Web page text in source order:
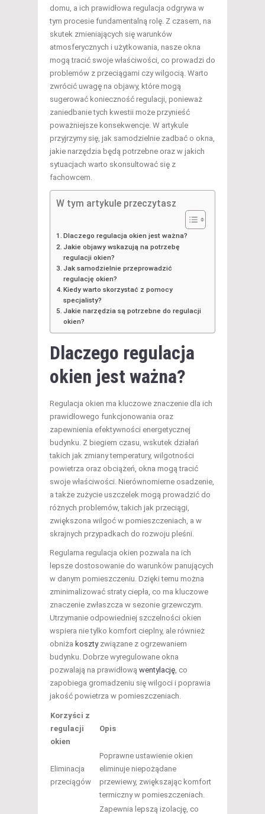
domu, a ich prawidłowa regulacja odgrywa w
tym procesie fundamentalną rolę. Z czasem, na
skutek zmieniających się warunków
atmosferycznych i użytkowania, nasze okna
mogą tracić swoje właściwości, co prowadzi do
problemów z przeciągami czy wilgocią. Warto
zwrócić uwagę na objawy, które mogą
sugerować konieczność regulacji, ponieważ
zaniedbanie tych kwestii może przynieść
poważniejsze konsekwencje. W artykule
przyjrzymy się, jak samodzielnie zadbać o okna,
jakie narzędzia będą potrzebne oraz w jakich
sytuacjach warto skonsultować się z
fachowcem.
W tym artykule przeczytasz
Dlaczego regulacja okien jest ważna?
Jakie objawy wskazują na potrzebę
regulacji okien?
Jak samodzielnie przeprowadzić
regulację okien?
Kiedy warto skorzystać z pomocy
specjalisty?
Jakie narzędzia są potrzebne do regulacji
okien?
Dlaczego regulacja
okien jest ważna?
Regulacja okien ma kluczowe znaczenie dla ich
prawidłowego funkcjonowania oraz
zapewnienia efektywności energetycznej
budynku. Z biegiem czasu, wskutek działań
takich jak zmiany temperatury, wilgotności
powietrza oraz obciążeń, okna mogą tracić
swoje właściwości. Nierównomierne osadzenie,
a także zużycie uszczelek mogą prowadzić do
różnych problemów, takich jak przeciągi,
zwiększona wilgoć w pomieszczeniach, a w
skrajnych przypadkach do rozwoju pleśni.
Regularna regulacja okien pozwala na ich
lepsze dostosowanie do warunków panujących
w danym pomieszczeniu. Dzięki temu można
zminimalizować straty ciepła, co ma kluczowe
znaczenie zwłaszcza w sezonie grzewczym.
Utrzymanie odpowiedniej szczelności okien
wspiera nie tylko komfort cieplny, ale również
obniża kosztyzwiązane z ogrzewaniem
budynku. Dobrze wyregulowane okna
pozwalają na prawidłową wentylację , co
zapobiega gromadzeniu się wilgoci i poprawia
jakość powietrza w pomieszczeniach.
Korzyści z
regulacji
okien
Opis
Eliminacja
przeciągów
Poprawne ustawienie okien
eliminuje niepożądane
przewiewy, zwiększając komfort
termiczny w pomieszczeniach.
Zapewnia lepszą izolację, co